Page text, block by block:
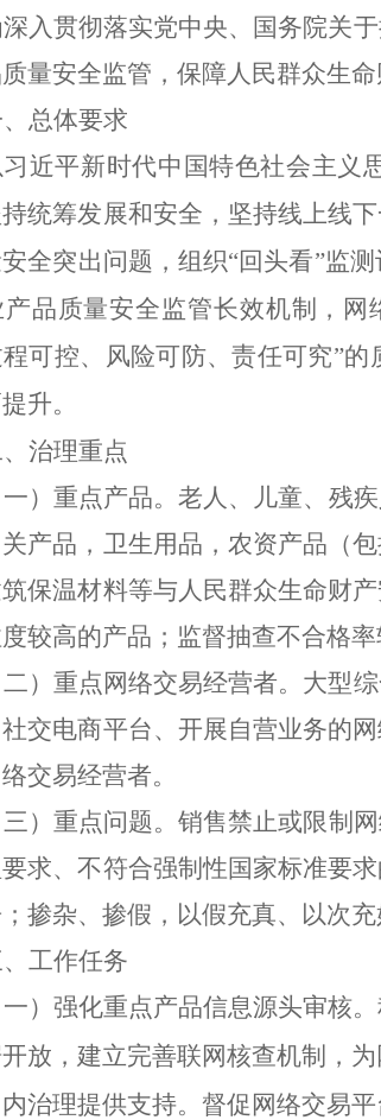
入贯彻落实党中央、国务院关
量安全监管，保障人民群众生命
总体要求
近平新时代中国特色社会主义
统筹发展和安全，坚持线上线
全突出问题，组织“回头看”监测
品质量安全监管长效机制，网
可控、风险可防、责任可究”的
升。
治理重点
）重点产品。老人、儿童、残
产品，卫生用品，农资产品（
保温材料等与人民群众生命财
较高的产品；监督抽查不合格
）重点网络交易经营者。 大型
交电商平台、开展自营业务的
交易经营者。
）重点问题。销售禁止或限制
求、不符合强制性国家标准要
掺杂、掺假 ，以假充真、以次
工作任务
）强化重点产品信息源头审核。
放，建立完善联网核查机制，
治理提供支持。督促网络交易